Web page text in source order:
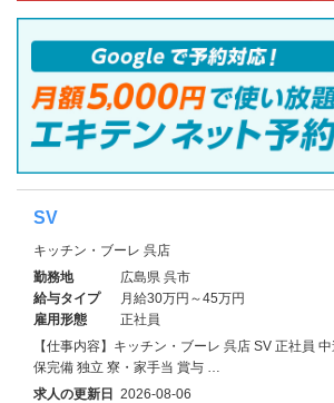
SV
キッチン・ブーレ 呉店
勤務地
広島県 呉市
給与タイプ
月給30万円～45万円
雇用形態
正社員
【仕事内容】キッチン・ブーレ 呉店 SV 正社員
保完備 独立 寮・家⼿当 賞与 …
求人の更新日 2026-08-06